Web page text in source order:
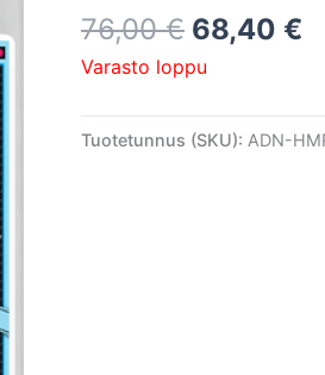
76,00€ 68,40 €
Varasto loppu
Tuotetunnus (SKU): ADN-